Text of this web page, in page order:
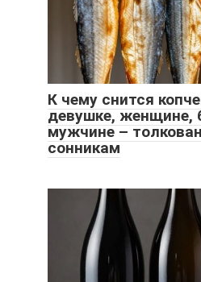
К чему снится
девушке, женщине,
мужчине –
сонникам